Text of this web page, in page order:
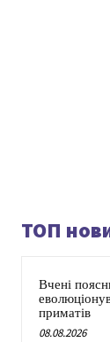
ТОП
Вчені
приматів
08.08.2026